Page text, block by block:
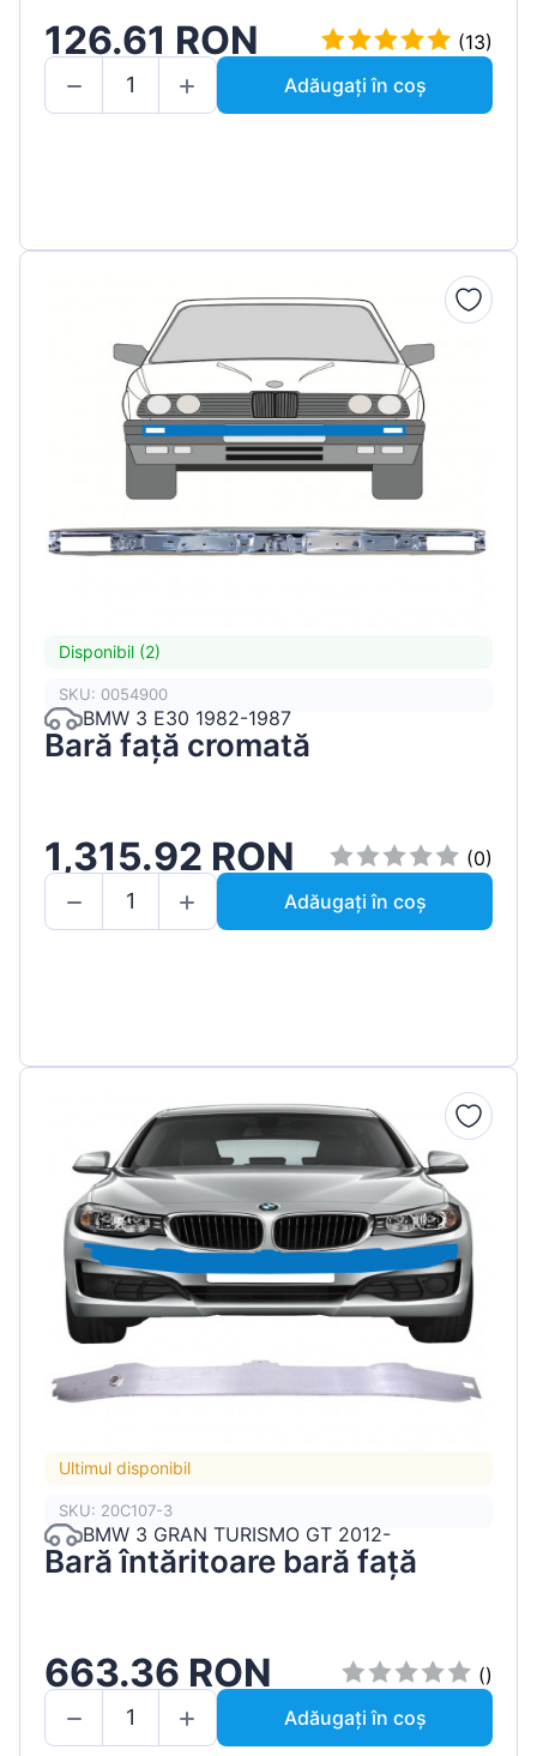
126.61 RON
(13)
Adăugați în coș
Disponibil (2)
SKU: 0054900
BMW 3 E30 1982-1987
Bară față cromată
1,315.92 RON
(0)
Adăugați în coș
Ultimul disponibil
SKU: 20C107-3
BMW 3 GRAN TURISMO GT 2012-
Bară întăritoare bară față
663.36 RON
()
Adăugați în coș